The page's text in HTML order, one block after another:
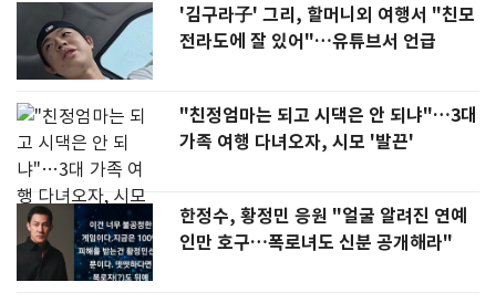
'김구라子' 그리, 할머니외 여행서 "친모
전라도에 잘 있어"…유튜브서 언급
"친정엄마는 되고 시댁은 안 되냐"…3대
가족 여행 다녀오자, 시모 '발끈'
한정수, 황정민 응원 "얼굴 알려진 연예
인만 호구…폭로녀도 신분 공개해라"